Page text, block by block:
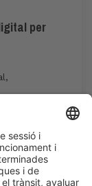
per
,
Showcase
a